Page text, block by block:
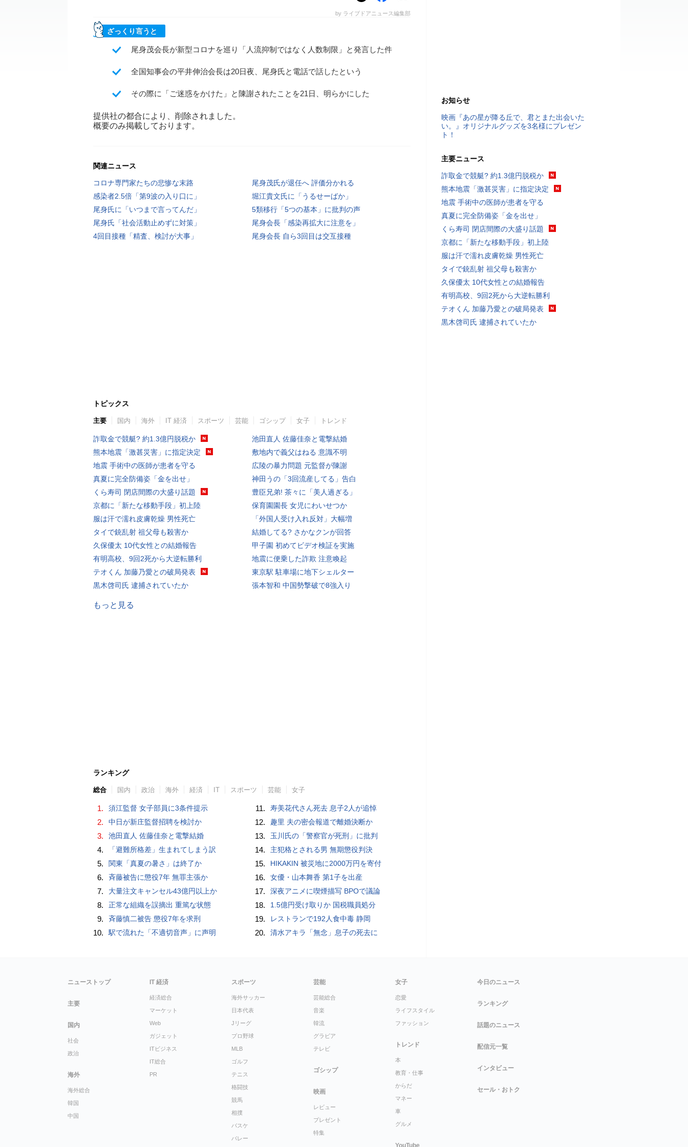
by ライブドアニュース編集部
ざっくり言うと
尾身茂会長が新型コロナを巡り「人流抑制ではなく人数制限」と発言した件
全国知事会の平井伸治会長は20日夜、尾身氏と電話で話したという
その際に「ご迷惑をかけた」と陳謝されたことを21日、明らかにした
提供社の都合により、削除されました。
概要のみ掲載しております。
関連ニュース
コロナ専門家たちの悲惨な末路
尾身茂氏が退任へ 評価分かれる
感染者2.5倍「第9波の入り口に」
堀江貴文氏に「うるせーばか」
尾身氏に「いつまで言ってんだ」
5類移行「5つの基本」に批判の声
尾身氏「社会活動止めずに対策」
尾身会長「感染再拡大に注意を」
4回目接種「精査、検討が大事」
尾身会長 自ら3回目は交互接種
トピックス
主要 国内 海外 IT 経済 スポーツ 芸能 ゴシップ 女子 トレンド
詐取金で競艇? 約1.3億円脱税か
熊本地震「激甚災害」に指定決定
地震 手術中の医師が患者を守る
真夏に完全防備姿「金を出せ」
くら寿司 閉店間際の大盛り話題
京都に「新たな移動手段」初上陸
服は汗で濡れ皮膚乾燥 男性死亡
タイで銃乱射 祖父母も殺害か
久保優太 10代女性との結婚報告
有明高校、9回2死から大逆転勝利
テオくん 加藤乃愛との破局発表
黒木啓司氏 逮捕されていたか
池田直人 佐藤佳奈と電撃結婚
敷地内で義父はねる 意識不明
広陵の暴力問題 元監督が陳謝
神田うの「3回流産してる」告白
豊臣兄弟! 茶々に「美人過ぎる」
保育園園長 女児にわいせつか
「外国人受け入れ反対」大幅増
結婚してる? さかなクンが回答
甲子園 初めてビデオ検証を実施
地震に便乗した詐欺 注意喚起
東京駅 駐車場に地下シェルター
張本智和 中国勢撃破で8強入り
もっと見る
ランキング
総合 国内 政治 海外 経済 IT スポーツ 芸能 女子
1. 須江監督 女子部員に3条件提示
2. 中日が新庄監督招聘を検討か
3. 池田直人 佐藤佳奈と電撃結婚
4. 「避難所格差」生まれてしまう訳
5. 関東「真夏の暑さ」は終了か
6. 斉藤被告に懲役7年 無罪主張か
7. 大量注文キャンセル43億円以上か
8. 正常な組織を誤摘出 重篤な状態
9. 斉藤慎二被告 懲役7年を求刑
10. 駅で流れた「不適切音声」に声明
11. 寿美花代さん死去 息子2人が追悼
12. 趣里 夫の密会報道で離婚決断か
13. 玉川氏の「警察官が死刑」に批判
14. 主犯格とされる男 無期懲役判決
15. HIKAKIN 被災地に2000万円を寄付
16. 女優・山本舞香 第1子を出産
17. 深夜アニメに喫煙描写 BPOで議論
18. 1.5億円受け取りか 国税職員処分
19. レストランで192人食中毒 静岡
20. 清水アキラ「無念」息子の死去に
お知らせ
映画『あの星が降る丘で、君とまた出会いた
い。』オリジナルグッズを3名様にプレゼン
ト！
主要ニュース
詐取金で競艇? 約1.3億円脱税か
熊本地震「激甚災害」に指定決定
地震 手術中の医師が患者を守る
真夏に完全防備姿「金を出せ」
くら寿司 閉店間際の大盛り話題
京都に「新たな移動手段」初上陸
服は汗で濡れ皮膚乾燥 男性死亡
タイで銃乱射 祖父母も殺害か
久保優太 10代女性との結婚報告
有明高校、9回2死から大逆転勝利
テオくん 加藤乃愛との破局発表
黒木啓司氏 逮捕されていたか
ニューストップ
主要
国内
社会
政治
海外
海外総合
韓国
中国
IT 経済
経済総合
マーケット
Web
ガジェット
ITビジネス
IT総合
PR
スポーツ
海外サッカー
日本代表
Jリーグ
プロ野球
MLB
ゴルフ
テニス
格闘技
競馬
相撲
バスケ
バレー
芸能
芸能総合
音楽
韓流
グラビア
テレビ
ゴシップ
映画
レビュー
プレゼント
特集
女子
恋愛
ライフスタイル
ファッション
トレンド
本
教育・仕事
からだ
マネー
車
グルメ
YouTube
今日のニュース
ランキング
話題のニュース
配信元一覧
インタビュー
セール・おトク